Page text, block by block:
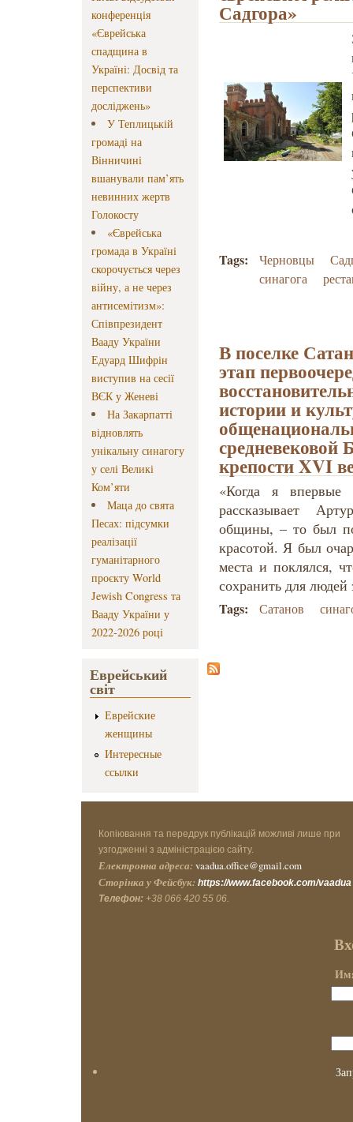
конференція
«Єврейська
спадщина в
Україні: Досвід та
перспективи
досліджень»
У Теплицькій
громаді на
Вінничині
вшанували пам’ять
невинних жертв
Голокосту
«Єврейська
громада в Україні
скорочується через
війну, а не через
антисемітизм»:
Співпрезидент
Вааду України
Едуард Шифрін
виступив на сесії
ВЄК у Женеві
На Закарпатті
відновлять
унікальну синагогу
у селі Великі
Ком’яти
Маца до свята
Песах: підсумки
реалізації
гуманітарного
проєкту World
Jewish Congress та
Вааду України у
2022-2026 році
Еврейський
світ
Еврейские
женщины
Интересные
ссылки
Садгора»
Tags: Черновцы
синагога
В поселке
этап
истории и
средневековой
крепости XVI
«Когда я впервые
рассказывает
общины, – то был
красотой. Я был
места и поклялся,
сохранить для
Tags: Сатанов
Копіювання та передрук публікацій можливі лише при
узгодженні з адміністрацією сайту.
Електронна адреса: vaadua.office@gmail.com
Сторінка у Фейсбук: https://www.facebook.com/vaadua
Телефон: +38 066 420 55 06.